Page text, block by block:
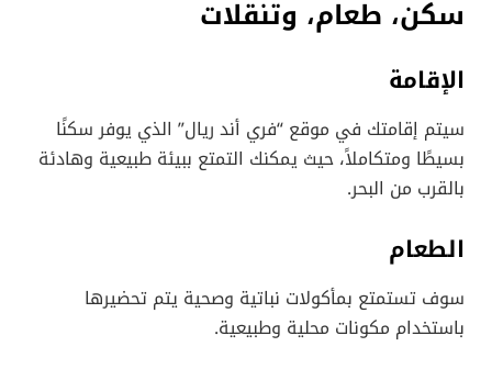
سكن، طعام، وتنقلات
الإقامة
سيتم إقامتك في موقع “فري أند ريال” الذي يوفر سكنًا
بسيطًا ومتكاملاً، حيث يمكنك التمتع ببيئة طبيعية وهادئة
بالقرب من البحر.
الطعام
سوف تستمتع بمأكولات نباتية وصحية يتم تحضيرها
باستخدام مكونات محلية وطبيعية.